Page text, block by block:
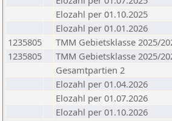
Elozahl per 01.10.2025
Elozahl per 01.01.2026
1235805
TMM Gebietsklasse 2025/
1235805
TMM Gebietsklasse 2025/
Gesamtpartien 2
Elozahl per 01.04.2026
Elozahl per 01.07.2026
Elozahl per 01.10.2026